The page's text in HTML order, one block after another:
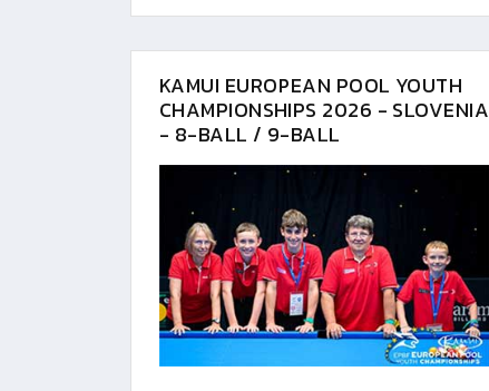
KAMUI EUROPEAN POOL YOUTH
CHAMPIONSHIPS 2026 - SLOVENIA
- 8-BALL / 9-BALL